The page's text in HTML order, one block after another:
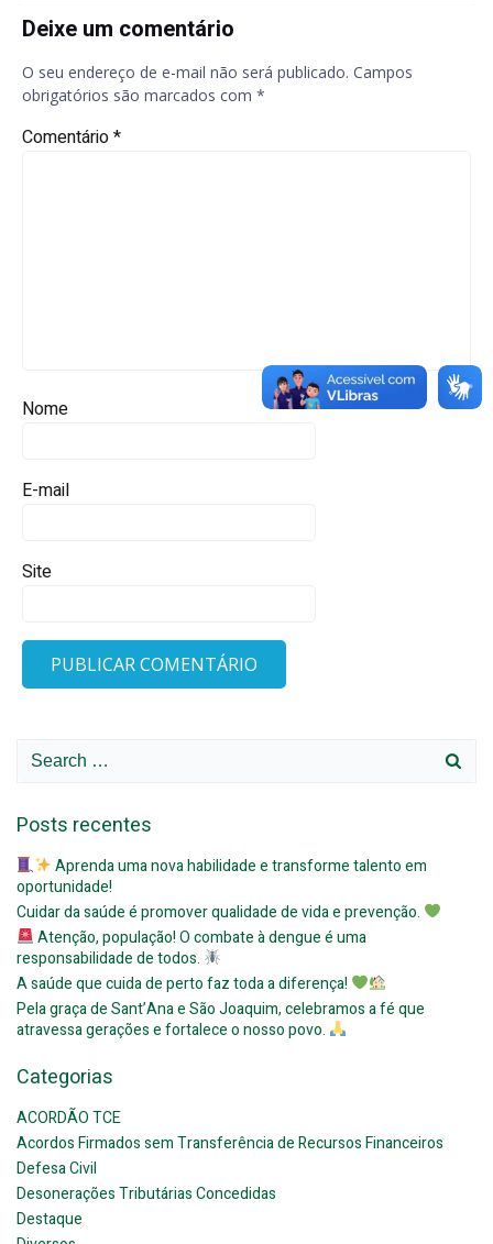
Deixe um comentário
O seu endereço de e-mail não será publicado. Campos
obrigatórios são marcados com *
Comentário*
Nome
E-mail
Site
Search
Posts recentes
Aprenda uma nova habilidade e transforme talento em
oportunidade!
Cuidar da saúde é promover qualidade de vida e prevenção.
Atenção, população! O combate à dengue é uma
responsabilidade de todos.
A saúde que cuida de perto faz toda a diferença!
Pela graça de Sant’Ana e São Joaquim, celebramos a fé que
atravessa gerações e fortalece o nosso povo.
Categorias
ACORDÃO TCE
Acordos Firmados sem Transferência de Recursos Financeiros
Defesa Civil
Desonerações Tributárias Concedidas
Destaque